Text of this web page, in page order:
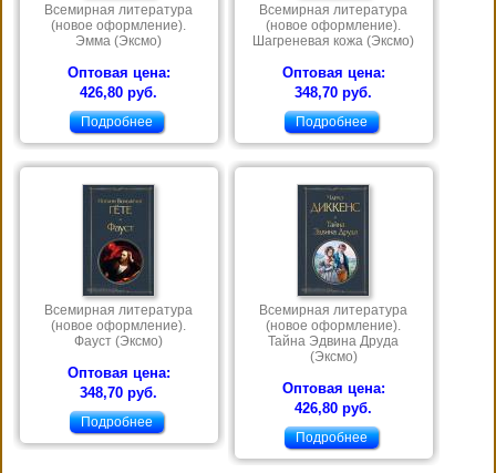
Всемирная литература
(новое оформление).
Эмма (Эксмо)
Оптовая цена:
426,80 руб.
Подробнее
Всемирная литература
(новое оформление).
Шагреневая кожа (Эксмо)
Оптовая цена:
348,70 руб.
Подробнее
Всемирная литература
(новое оформление).
Фауст (Эксмо)
Оптовая цена:
348,70 руб.
Подробнее
Всемирная литература
(новое оформление).
Тайна Эдвина Друда
(Эксмо)
Оптовая цена:
426,80 руб.
Подробнее